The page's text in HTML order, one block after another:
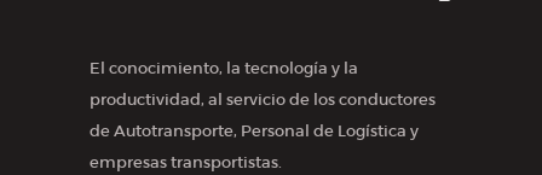
El conocimiento, la tecnología y la
productividad, al servicio de los conductores
de Autotransporte, Personal de Logística y
empresas transportistas.